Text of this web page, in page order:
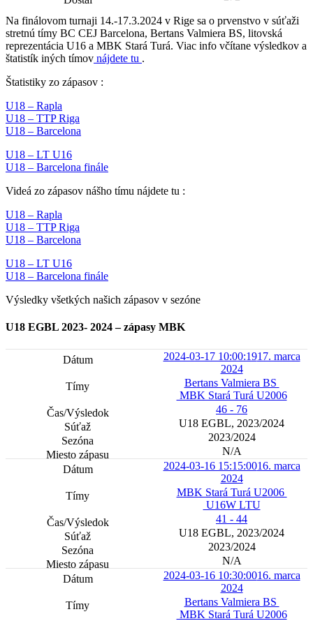
Na finálovom turnaji 14.-17.3.2024 v Rige sa o prvenstvo v súťaži
stretnú tímy BC CEJ Barcelona, Bertans Valmiera BS, litovská
reprezentácia U16 a MBK Stará Turá. Viac info včítane výsledkov a
štatistík iných tímov nájdete tu .
Štatistiky zo zápasov :
U18 – Rapla
U18 – TTP Riga
U18 – Barcelona
U18 – LT U16
U18 – Barcelona finále
Videá zo zápasov nášho tímu nájdete tu :
U18 – Rapla
U18 – TTP Riga
U18 – Barcelona
U18 – LT U16
U18 – Barcelona finále
Výsledky všetkých našich zápasov v sezóne
U18 EGBL 2023- 2024 – zápasy MBK
2024-03-17 10:00:1917. marca
2024
Bertans Valmiera BS
MBK Stará Turá U2006
46 - 76
U18 EGBL, 2023/2024
2023/2024
N/A
2024-03-16 15:15:0016. marca
2024
MBK Stará Turá U2006
U16W LTU
41 - 44
U18 EGBL, 2023/2024
2023/2024
N/A
2024-03-16 10:30:0016. marca
2024
Bertans Valmiera BS
MBK Stará Turá U2006